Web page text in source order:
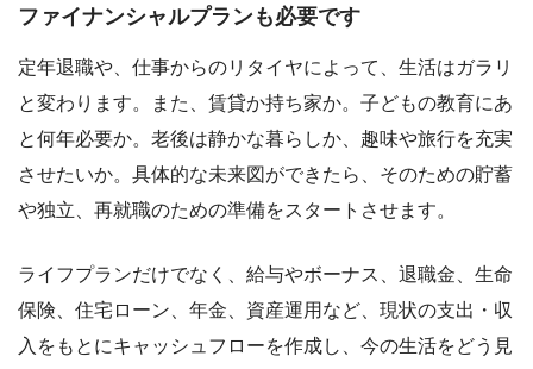
ファイナンシャルプランも必要です
定年退職や、仕事からのリタイヤによって、生活はガラリ
と変わります。また、賃貸か持ち家か。子どもの教育にあ
と何年必要か。老後は静かな暮らしか、趣味や旅行を充実
させたいか。具体的な未来図ができたら、そのための貯蓄
や独立、再就職のための準備をスタートさせます。
ライフプランだけでなく、給与やボーナス、退職金、生命
保険、住宅ローン、年金、資産運用など、現状の支出・収
入をもとにキャッシュフローを作成し、今の生活をどう見